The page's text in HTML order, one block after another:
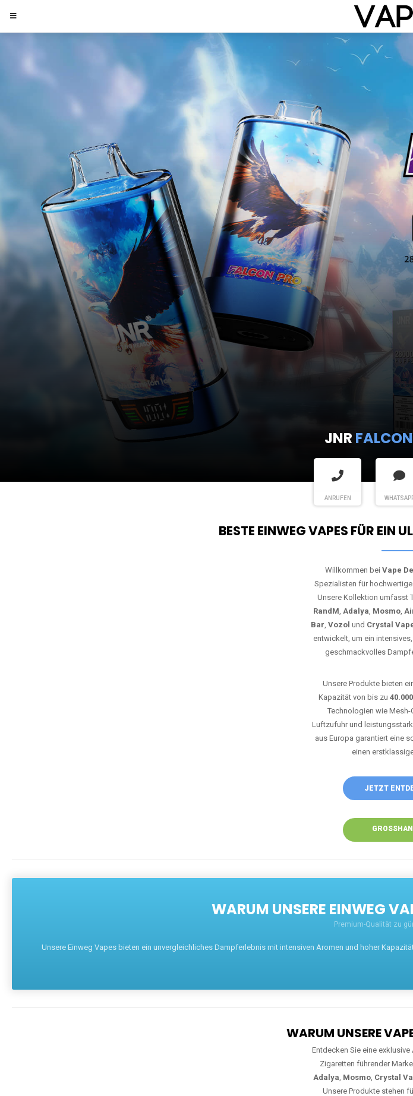
JNR
ANRUFEN
BESTE EINWEG VAPES FÜR EIN
Willkommen bei Vape
Spezialisten für
Unsere Kollektion umfasst
RandM, Adalya, Mosmo,
Bar, Vozol und Crystal
entwickelt, um ein
geschmackvolles
Unsere Produkte bieten
Kapazität von bis zu
Technologien wie
Luftzufuhr und
aus Europa garantiert eine
einen
JETZT
WARUM UNSERE EINWEG
Premium-Qualität zu
Unsere Einweg Vapes bieten ein unvergleichliches Dampferlebnis mit intensiven Aromen und hoher
WARUM UNSERE
Entdecken Sie eine exklusive
Zigaretten führender
Adalya, Mosmo, Crystal
Unsere Produkte stehen